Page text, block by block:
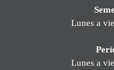
Lunes a
Lunes a